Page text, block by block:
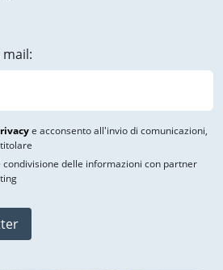
e acconsento all'invio di comunicazioni,
condivisione delle informazioni con partner